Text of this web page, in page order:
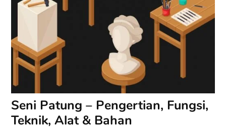
Seni Patung – Pengertian, Fungsi,
Teknik, Alat & Bahan